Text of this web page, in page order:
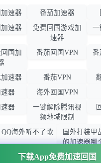
下载App免费加速回国
速器 番茄加速器
速器
免费回国游戏加
速器
一
国加
番茄回国VPN
番
加速器
番茄VPN
器
海外回国VPN
器
一键解除腾讯视
频地域限制
QQ海外听不了歌
国外打装甲
的加速器哪
用